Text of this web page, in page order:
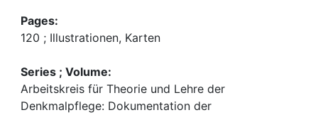
Pages:
120 ; Illustrationen, Karten
Series ; Volume:
Arbeitskreis für Theorie und Lehre der
Denkmalpflege: Dokumentation der